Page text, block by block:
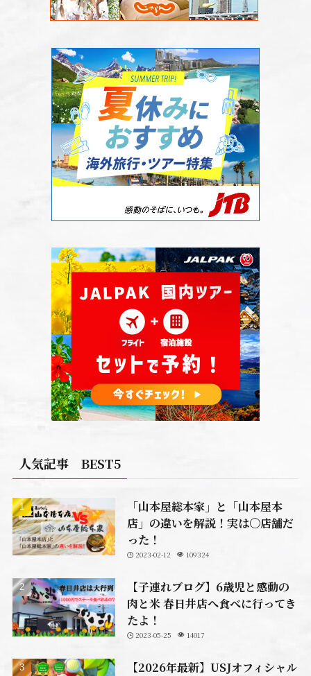
人気記事 BEST5
「山本屋総本家」と「山本屋本
店」の違いを解説！実は〇店舗だ
った！
2023-02-12 109324
【子連れブログ】6歳児と感動の
肉と米 春日井店へ食べに行ってき
たよ！
2023-05-25 14017
【2026年最新】USJオフィシャル